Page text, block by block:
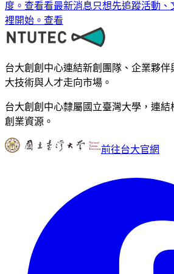
度。 查看看最新消息只想先追蹤活動
裡開始。 查看
台大創創中心連結新創團隊、企業夥
大技術與人才走向市場。
台大創創中心隸屬國立臺灣大學，連
創業資源。
前往台大官網